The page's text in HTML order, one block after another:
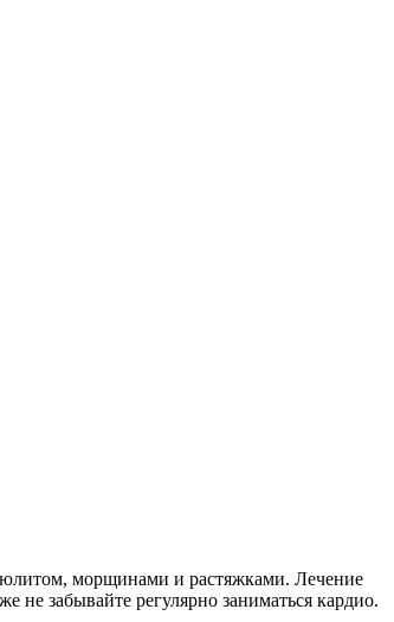
морщинами и растяжками. Лечение
не забывайте регулярно заниматься кардио.